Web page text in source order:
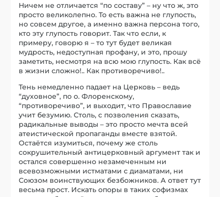
Ничем не отличается “по составу” – ну что ж, это
просто великолепно. То есть важна не глупость,
но совсем другое, а именно важна персона того,
кто эту глупость говорит. Так что если, к
примеру, говорю я – то тут будет великая
мудрость, недоступная профану, и это, прошу
заметить, несмотря на всю мою глупость. Как всё
в жизни сложно!.. Как противоречиво!..
Тень немедленно падает на Церковь – ведь
“духовное”, по о. Флоренскому,
“противоречиво”, и выходит, что Православие
учит безумию. Столь, с позволения сказать,
радикальные выводы – это просто мечта всей
атеистической пропаганды вместе взятой.
Остаётся изумиться, почему же столь
сокрушительный антицерковный аргумент так и
остался совершенно незамеченным ни
всевозможными истматами с диаматами, ни
Союзом воинствующих безбожников. А ответ тут
весьма прост. Искать опоры в таких софизмах